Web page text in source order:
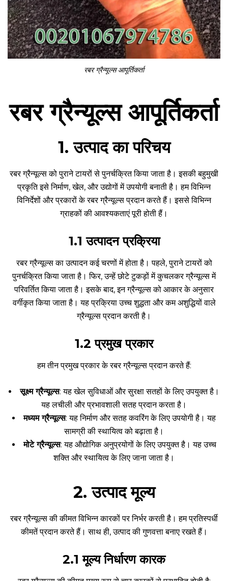
रबर ग्रैन्यूल्स आपूर्तिकर्ता
रबर ग्रैन्यूल्स आपूर्तिकर्ता
1. उत्पाद का परिचय
रबर ग्रैन्यूल्स को पुराने टायरों से पुनर्चक्रित किया जाता है। इसकी बहुमुखी
प्रकृति इसे निर्माण, खेल, और उद्योगों में उपयोगी बनाती है। हम विभिन्न
विनिर्देशों और प्रकारों के रबर ग्रैन्यूल्स प्रदान करते हैं। इससे विभिन्न
ग्राहकों की आवश्यकताएं पूरी होती हैं।
1.1 उत्पादन प्रक्रिया
रबर ग्रैन्यूल्स का उत्पादन कई चरणों में होता है। पहले, पुराने टायरों को
पुनर्चक्रित किया जाता है। फिर, उन्हें छोटे टुकड़ों में कुचलकर ग्रैन्यूल्स में
परिवर्तित किया जाता है। इसके बाद, इन ग्रैन्यूल्स को आकार के अनुसार
वर्गीकृत किया जाता है। यह प्रक्रिया उच्च शुद्धता और कम अशुद्धियों वाले
ग्रैन्यूल्स प्रदान करती है।
1.2 प्रमुख प्रकार
हम तीन प्रमुख प्रकार के रबर ग्रैन्यूल्स प्रदान करते हैं:
सूक्ष्म ग्रैन्यूल्स: यह खेल सुविधाओं और सुरक्षा सतहों के लिए उपयुक्त है।
यह लचीली और प्रभावशाली सतह प्रदान करता है।
मध्यम ग्रैन्यूल्स: यह निर्माण और सतह कवरिंग के लिए उपयोगी है। यह
सामग्री की स्थायित्व को बढ़ाता है।
मोटे ग्रैन्यूल्स: यह औद्योगिक अनुप्रयोगों के लिए उपयुक्त है। यह उच्च
शक्ति और स्थायित्व के लिए जाना जाता है।
2. उत्पाद मूल्य
रबर ग्रैन्यूल्स की कीमत विभिन्न कारकों पर निर्भर करती है। हम प्रतिस्पर्धी
कीमतें प्रदान करते हैं। साथ ही, उत्पाद की गुणवत्ता बनाए रखते हैं।
2.1 मूल्य निर्धारण कारक